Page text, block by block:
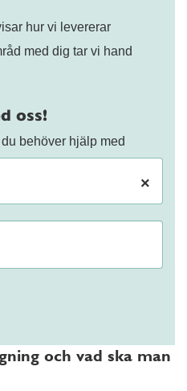
hur vi levererar
med dig tar vi hand
oss!
behöver hjälp med
×
och vad ska man